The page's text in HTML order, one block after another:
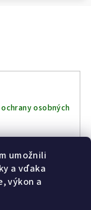
umožnili
a vďaka
výkon a
osobných